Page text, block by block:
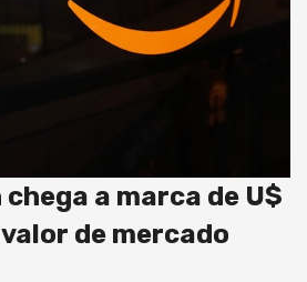
chega a marca de U$
de mercado